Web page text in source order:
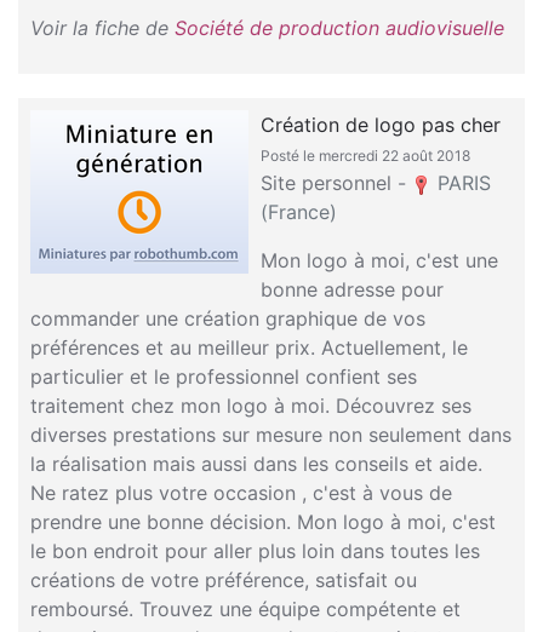
Voir la fiche de Société de production audiovisuelle
Création de logo pas cher
Posté le mercredi 22 août 2018
Site personnel -
PARIS
(France)
Mon logo à moi, c'est une
bonne adresse pour
commander une création graphique de vos
préférences et au meilleur prix. Actuellement, le
particulier et le professionnel confient ses
traitement chez mon logo à moi. Découvrez ses
diverses prestations sur mesure non seulement dans
la réalisation mais aussi dans les conseils et aide.
Ne ratez plus votre occasion , c'est à vous de
prendre une bonne décision. Mon logo à moi, c'est
le bon endroit pour aller plus loin dans toutes les
créations de votre préférence, satisfait ou
remboursé. Trouvez une équipe compétente et